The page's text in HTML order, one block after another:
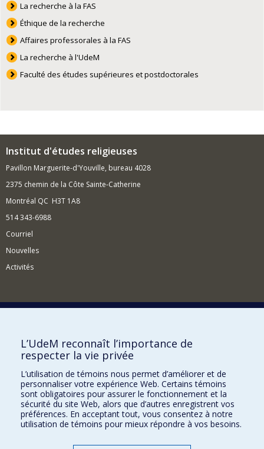
La recherche à la FAS
Éthique de la recherche
Affaires professorales à la FAS
La recherche à l'UdeM
Faculté des études supérieures et postdoctorales
Institut d'études religieuses
Pavillon Marguerite-d'Youville, bureau 4028
2375 chemin de la Côte Sainte-Catherine
Montréal QC H3T 1A8
514 343-6988
Courriel
Nouvelles
Activités
Comment soutenir l'Institut?
BESOIN D'AIDE?
Plan du site
Signaler une erreur
Accessibilité
FACULTÉ DES ARTS ET DES SCIENCES
L’UdeM reconnaît l’importance de
respecter la vie privée
L’utilisation de témoins nous permet d’améliorer et de
personnaliser votre expérience Web. Certains témoins
sont obligatoires pour assurer le fonctionnement et la
sécurité du site Web, alors que d’autres enregistrent vos
préférences. En acceptant tout, vous consentez à notre
utilisation de témoins pour mieux répondre à vos besoins.